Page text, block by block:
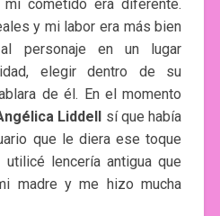
cometido era diferente.
y mi labor era más bien
personaje en un lugar
elegir dentro de su
de él. En el momento
Liddell sí que había
que le diera ese toque
lencería antigua que
madre y me hizo mucha